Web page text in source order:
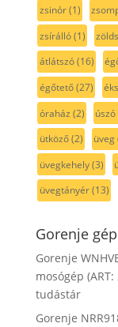
zsinór(1)
zsírálló(1)
átlátszó(16)
égőtető(27)
óraház (2) úszó
ütköző(2) üveg
üvegkehely(3)
üvegtányér(13)
Gorenje
Gorenje
mosógép
tudástár
Gorenje